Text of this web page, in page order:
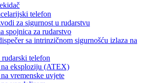
telefon
za sigurnost u rudarstvu
spojnica za rudarstvo
sa intrinzičnom sigurnošću izlaza na
telefon
eksploziju (ATEX)
vremenske uvjete